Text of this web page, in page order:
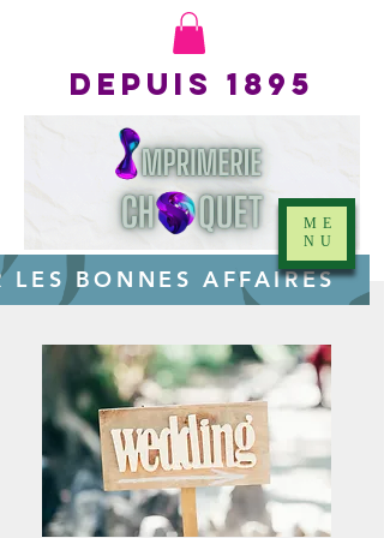
Depuis 1895
ME
NU
BONNES AFFAIRES